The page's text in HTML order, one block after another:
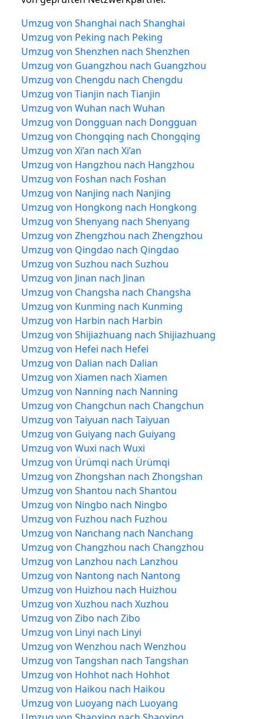
Umzug von Shanghai nach Shanghai
Umzug von Peking nach Peking
Umzug von Shenzhen nach Shenzhen
Umzug von Guangzhou nach Guangzhou
Umzug von Chengdu nach Chengdu
Umzug von Tianjin nach Tianjin
Umzug von Wuhan nach Wuhan
Umzug von Dongguan nach Dongguan
Umzug von Chongqing nach Chongqing
Umzug von Xi’an nach Xi’an
Umzug von Hangzhou nach Hangzhou
Umzug von Foshan nach Foshan
Umzug von Nanjing nach Nanjing
Umzug von Hongkong nach Hongkong
Umzug von Shenyang nach Shenyang
Umzug von Zhengzhou nach Zhengzhou
Umzug von Qingdao nach Qingdao
Umzug von Suzhou nach Suzhou
Umzug von Jinan nach Jinan
Umzug von Changsha nach Changsha
Umzug von Kunming nach Kunming
Umzug von Harbin nach Harbin
Umzug von Shijiazhuang nach Shijiazhuang
Umzug von Hefei nach Hefei
Umzug von Dalian nach Dalian
Umzug von Xiamen nach Xiamen
Umzug von Nanning nach Nanning
Umzug von Changchun nach Changchun
Umzug von Taiyuan nach Taiyuan
Umzug von Guiyang nach Guiyang
Umzug von Wuxi nach Wuxi
Umzug von Ürümqi nach Ürümqi
Umzug von Zhongshan nach Zhongshan
Umzug von Shantou nach Shantou
Umzug von Ningbo nach Ningbo
Umzug von Fuzhou nach Fuzhou
Umzug von Nanchang nach Nanchang
Umzug von Changzhou nach Changzhou
Umzug von Lanzhou nach Lanzhou
Umzug von Nantong nach Nantong
Umzug von Huizhou nach Huizhou
Umzug von Xuzhou nach Xuzhou
Umzug von Zibo nach Zibo
Umzug von Linyi nach Linyi
Umzug von Wenzhou nach Wenzhou
Umzug von Tangshan nach Tangshan
Umzug von Hohhot nach Hohhot
Umzug von Haikou nach Haikou
Umzug von Luoyang nach Luoyang